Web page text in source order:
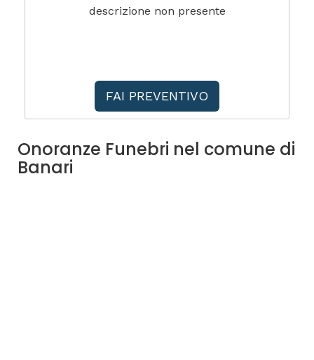
descrizione non presente
FAI PREVENTIVO
Onoranze Funebri nel comune di
Banari